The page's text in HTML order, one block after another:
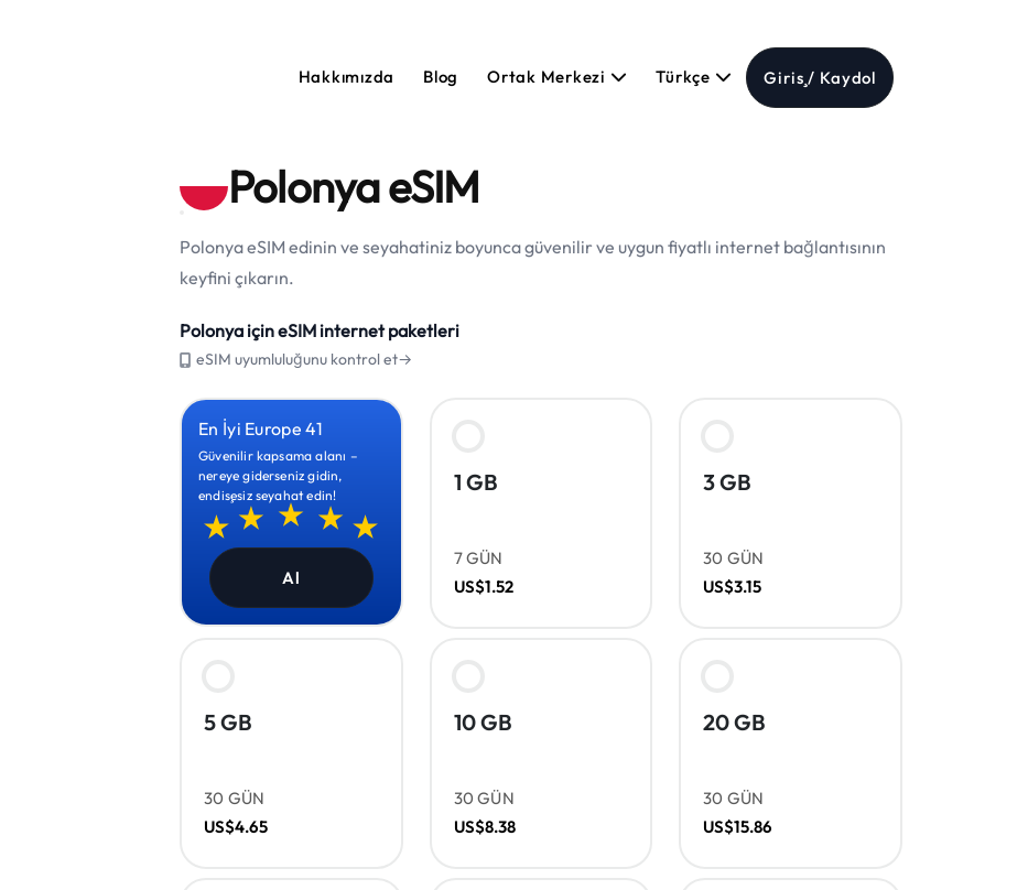
Hakkımızda Blog Ortak Merkezi Türkçe Giriş / Kaydol
Polonya eSIM
Polonya eSIM edinin ve seyahatiniz boyunca güvenilir ve uygun fiyatlı internet bağlantısının
keyfini çıkarın.
Polonya için eSIM internet paketleri
eSIM uyumluluğunu kontrol et→
En İyi Europe 41
Güvenilir kapsama alanı –
nereye giderseniz gidin,
endişesiz seyahat edin!
Al
1 GB
7 GÜN
US$1.52
3 GB
30 GÜN
US$3.15
5 GB
30 GÜN
US$4.65
10 GB
30 GÜN
US$8.38
20 GB
30 GÜN
US$15.86